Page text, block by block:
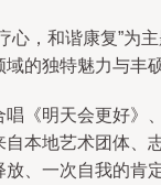
，和谐康复”为
的独特魅力与丰硕
《明天会更好》
本地艺术团体、
、一次自我的肯